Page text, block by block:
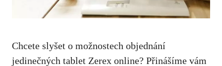
Chcete slyšet o možnostech objednání
jedinečných tablet Zerex online? Přinášíme vám